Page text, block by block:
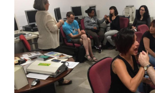
vueltas al mundo. La suya es una
libertad e improvisación. En
inauguración de la 16 Bienal de
ONCE Terraza reclama que a los
se les escuche y se les juzgue solo
músicos.